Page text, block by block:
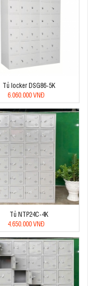
Tủ locker DSG86-5K
6.060.000 VNĐ
Tủ NTP24C-4K
4.650.000 VNĐ